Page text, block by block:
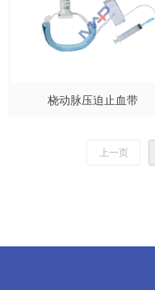
桡动脉压迫止血带
上一页